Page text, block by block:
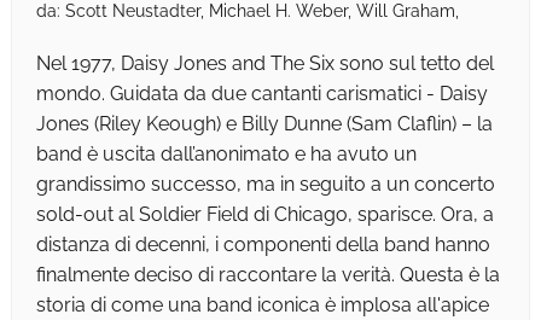
da: Scott Neustadter, Michael H. Weber, Will Graham,
Nel 1977, Daisy Jones and The Six sono sul tetto del
mondo. Guidata da due cantanti carismatici - Daisy
Jones (Riley Keough) e Billy Dunne (Sam Claflin) – la
band è uscita dall’anonimato e ha avuto un
grandissimo successo, ma in seguito a un concerto
sold-out al Soldier Field di Chicago, sparisce. Ora, a
distanza di decenni, i componenti della band hanno
finalmente deciso di raccontare la verità. Questa è la
storia di come una band iconica è implosa all'apice